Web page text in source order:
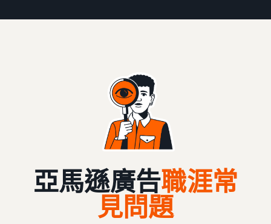
亞馬遜廣告職涯常
見問題